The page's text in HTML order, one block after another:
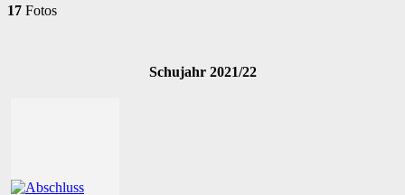
17 Fotos
Schujahr 2021/22